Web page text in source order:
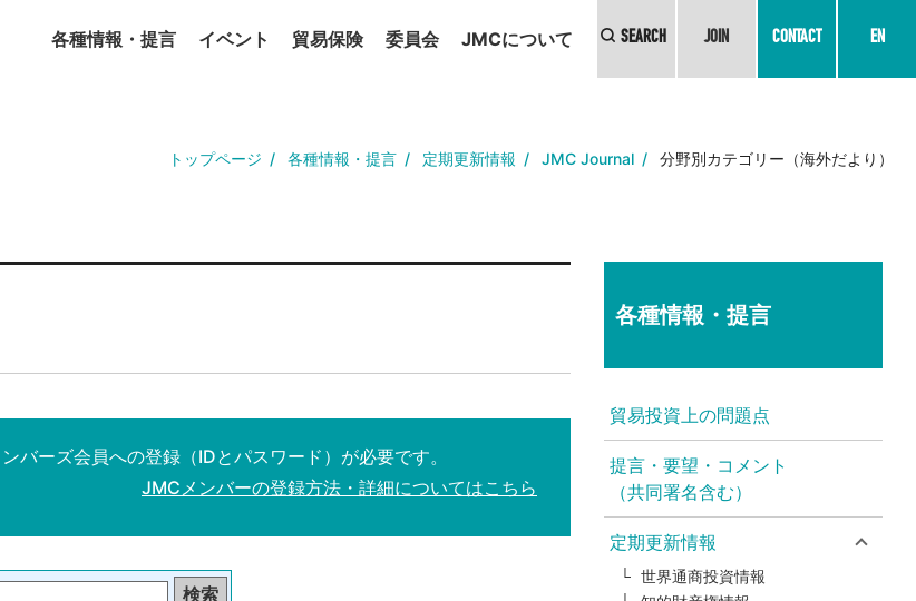
各種情報・提言 イベント 貿易保険 委員会 JMCについて SEARCH JOIN CONTACT EN
トップページ 各種情報・提言 定期更新情報 JMC Journal 分野別カテゴリー（海外だより）
バーズ会員への登録（IDとパスワード）が必要です。
JMCメンバーの登録方法・詳細についてはこちら
各種情報・提言
貿易投資上の問題点
提言・要望・コメント
（共同署名含む）
定期更新情報
世界通商投資情報